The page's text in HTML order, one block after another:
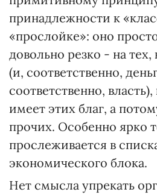
принадлежности к
«прослойке»: оно
довольно резко - на тех,
(и, соответственно,
соответственно,
имеет этих благ, а
прочих. Особенно ярко
прослеживается в
экономического блока.
Нет смысла упрекать